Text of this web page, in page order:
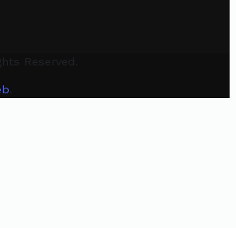
Reserved.